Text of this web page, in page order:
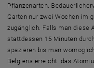
Pflanzenarten.
Garten nur zwei Wochen im
zugänglich. Falls man diese
stattdessen 15 Minuten
spazieren bis man
Belgiens erreicht: das